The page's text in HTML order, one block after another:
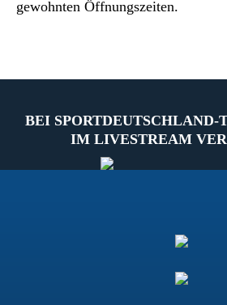
gewohnten Öffnungszeiten.
BEI SPORTDEUTSCHLAND-
IM LIVESTREAM